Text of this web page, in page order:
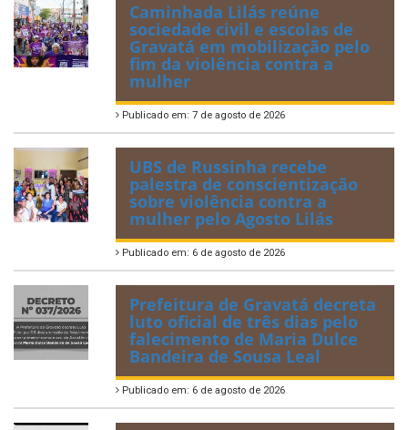
Caminhada Lilás reúne
sociedade civil e escolas de
Gravatá em mobilização pelo
fim da violência contra a
mulher
Publicado em: 7 de agosto de 2026
UBS de Russinha recebe
palestra de conscientização
sobre violência contra a
mulher pelo Agosto Lilás
Publicado em: 6 de agosto de 2026
Prefeitura de Gravatá decreta
luto oficial de três dias pelo
falecimento de Maria Dulce
Bandeira de Sousa Leal
Publicado em: 6 de agosto de 2026